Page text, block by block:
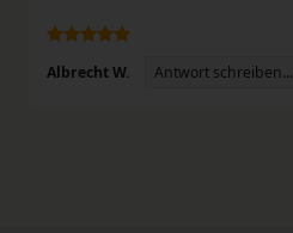
Albrecht W. Antwort schreiben...